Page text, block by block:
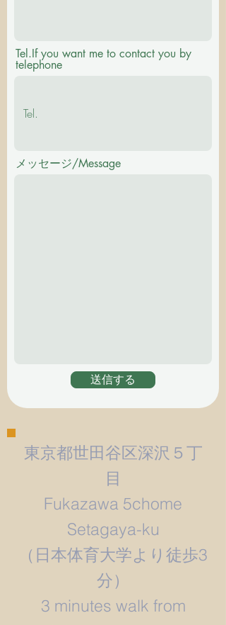
Tel.If you want me to contact you by
telephone
メッセージ/Message
送信する
東京都世田谷区深沢５丁
目
Fukazawa 5chome
Setagaya-ku
​（日本体育大学より徒歩3
分）
3 minutes walk from